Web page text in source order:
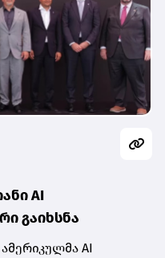
AI
გაიხსნა
AI